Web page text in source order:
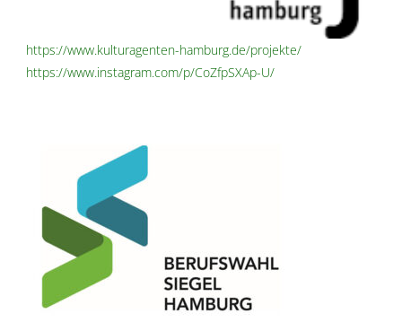
https://www.kulturagenten-hamburg.de/projekte/
https://www.instagram.com/p/CoZfpSXAp-U/